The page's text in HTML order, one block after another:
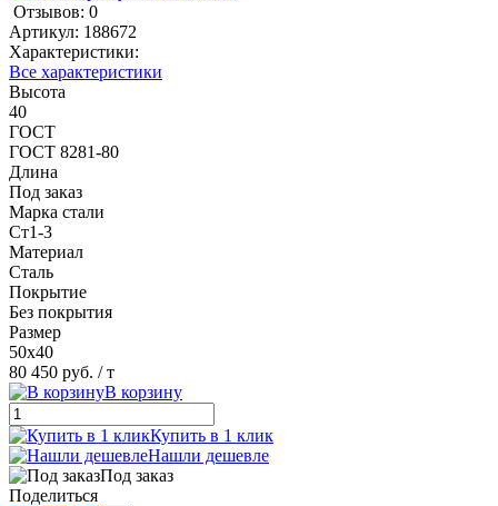
Отзывов: 0
Артикул: 188672
Характеристики:
Все характеристики
Высота
40
ГОСТ
ГОСТ 8281-80
Длина
Под заказ
Марка стали
Ст1-3
Материал
Сталь
Покрытие
Без покрытия
Размер
50х40
80 450 руб. / т
В корзину
Купить в 1 клик
Нашли дешевле
Под заказ
Поделиться